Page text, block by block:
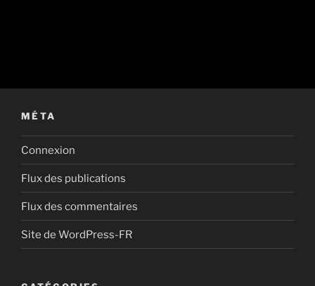
MÉTA
Connexion
Flux des publications
Flux des commentaires
Site de WordPress-FR